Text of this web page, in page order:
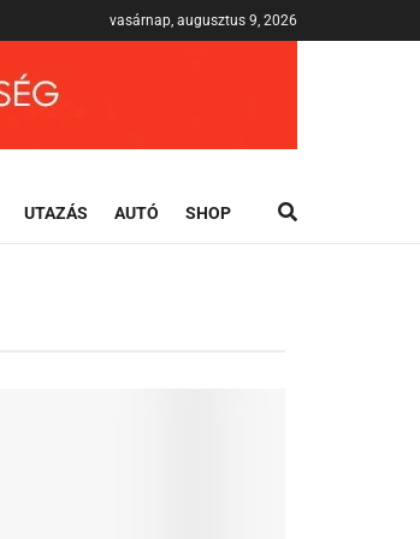
vasárnap, augusztus 9, 2026
UTAZÁS AUTÓ SHOP